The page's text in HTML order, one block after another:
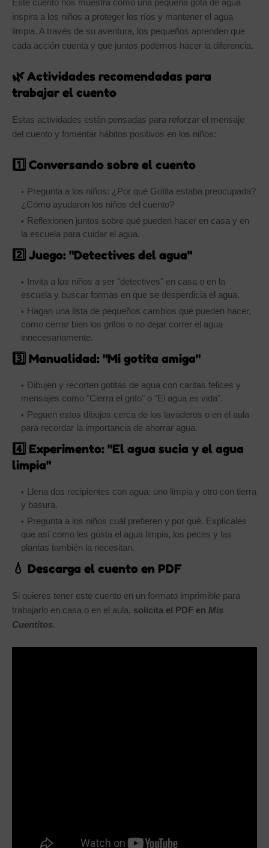
inspira a los niños a proteger los ríos y mantener el agua
limpia. A través de su aventura, los pequeños aprenden que
cada acción cuenta y que juntos podemos hacer la diferencia.
🌿 Actividades recomendadas para
trabajar el cuento
Estas actividades están pensadas para reforzar el mensaje
del cuento y fomentar hábitos positivos en los niños:
1️⃣ Conversando sobre el cuento
Pregunta a los niños: ¿Por qué Gotita estaba preocupada?
¿Cómo ayudaron los niños del cuento?
Reflexionen juntos sobre qué pueden hacer en casa y en
la escuela para cuidar el agua.
2️⃣ Juego: "Detectives del agua"
Invita a los niños a ser "detectives" en casa o en la
escuela y buscar formas en que se desperdicia el agua.
Hagan una lista de pequeños cambios que pueden hacer,
como cerrar bien los grifos o no dejar correr el agua
innecesariamente.
3️⃣ Manualidad: "Mi gotita amiga"
Dibujen y recorten gotitas de agua con caritas felices y
mensajes como "Cierra el grifo" o "El agua es vida".
Peguen estos dibujos cerca de los lavaderos o en el aula
para recordar la importancia de ahorrar agua.
4️⃣ Experimento: "El agua sucia y el agua
limpia"
Llena dos recipientes con agua: uno limpia y otro con tierra
y basura.
Pregunta a los niños cuál prefieren y por qué. Explícales
que así como les gusta el agua limpia, los peces y las
plantas también la necesitan.
💧 Descarga el cuento en PDF
Si quieres tener este cuento en un formato imprimible para
trabajarlo en casa o en el aula, solicita el PDF en Mis
Cuentitos.